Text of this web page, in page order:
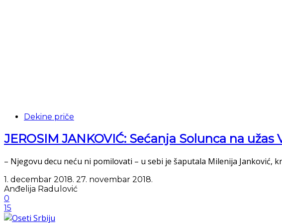
Dekine priče
JEROSIM JANKOVIĆ: Sećanja Solunca na užas
– Njegovu decu neću ni pomilovati – u sebi je šaputala Milenija Janković,
1. decembar 2018. 27. novembar 2018.
Anđelija Radulović
0
15